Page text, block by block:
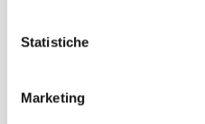
Statistiche
Marketing